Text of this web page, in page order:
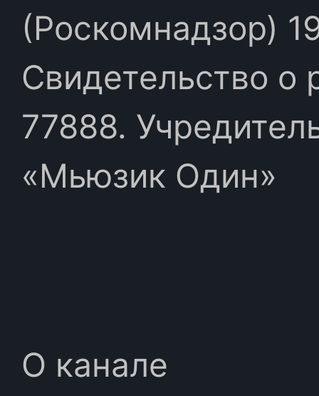
(Роскомнадзор)
Свидетельство
77888.
«Мьюзик Один»
О канале